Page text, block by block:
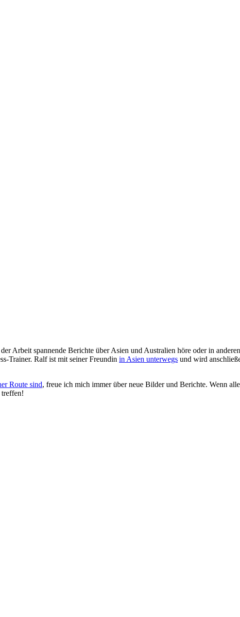
Arbeit spannende Berichte über Asien und Australien höre oder in
Trainer. Ralf ist mit seiner Freundin in Asien unterwegs und wird
Route sind, freue ich mich immer über neue Bilder und Berichte. Wenn